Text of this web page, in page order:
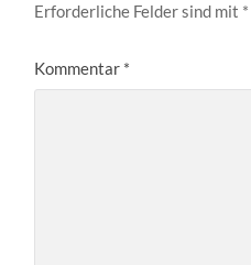
Erforderliche Felder sind mit *
Kommentar *